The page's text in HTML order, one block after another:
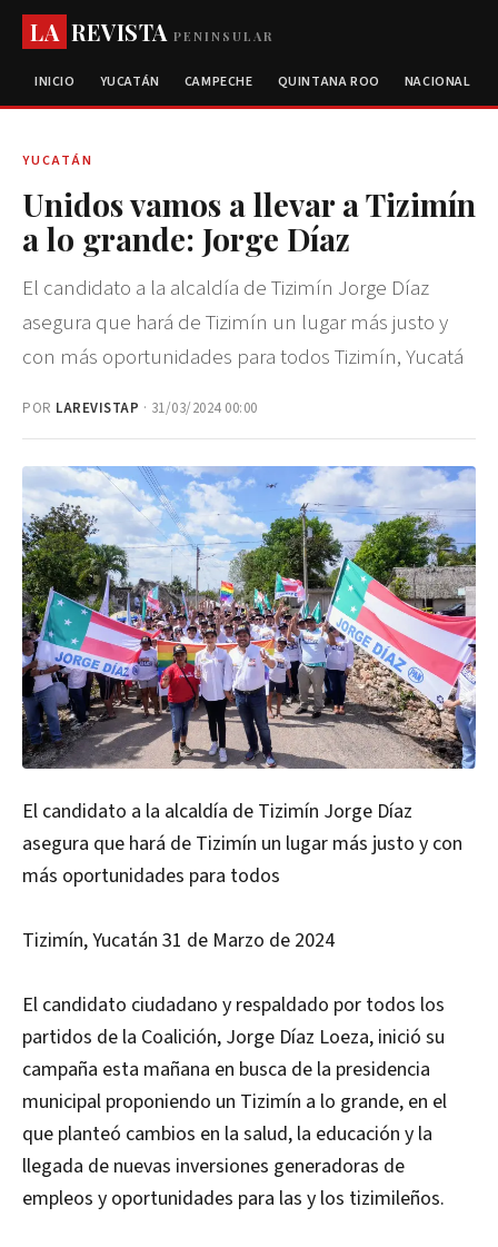
LA REVISTAPENINSULAR
INICIO YUCATÁN CAMPECHE QUINTANA ROO NACIONAL
YUCATÁN
Unidos vamos a llevar a Tizimín
a lo grande: Jorge Díaz
El candidato a la alcaldía de Tizimín Jorge Díaz
asegura que hará de Tizimín un lugar más justo y
con más oportunidades para todos Tizimín, Yucatá
POR LAREVISTAP · 31/03/2024 00:00
El candidato a la alcaldía de Tizimín Jorge Díaz
asegura que hará de Tizimín un lugar más justo y con
más oportunidades para todos
Tizimín, Yucatán 31 de Marzo de 2024
El candidato ciudadano y respaldado por todos los
partidos de la Coalición, Jorge Díaz Loeza, inició su
campaña esta mañana en busca de la presidencia
municipal proponiendo un Tizimín a lo grande, en el
que planteó cambios en la salud, la educación y la
llegada de nuevas inversiones generadoras de
empleos y oportunidades para las y los tizimileños.